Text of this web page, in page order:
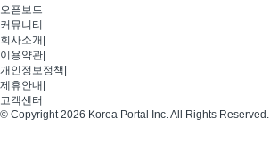
오픈보드
커뮤니티
회사소개
이용약관
개인정보정책
제휴안내
고객센터
© Copyright 2026 Korea Portal Inc. All Rights Reserved.